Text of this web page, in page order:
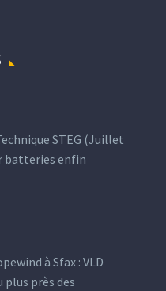
STEG (Juillet
batteries enfin
à Sfax : VLD
plus près des